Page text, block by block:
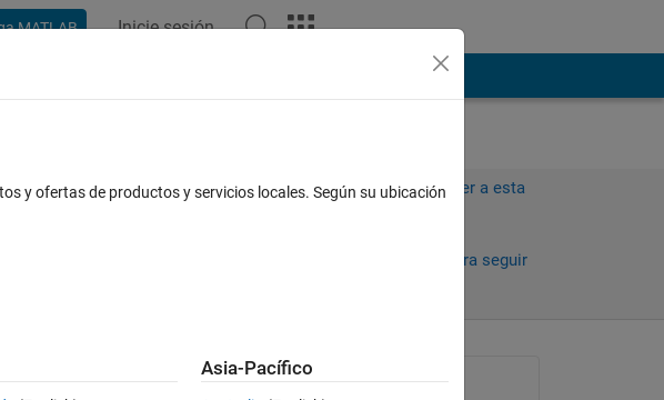
MATLAB Inicie sesión
Iniciar sesión para responder a esta
Iniciar sesión para seguir
comentarios más antiguos
y ofertas de productos y servicios locales. Según su ubicación
Asia-Pacífico